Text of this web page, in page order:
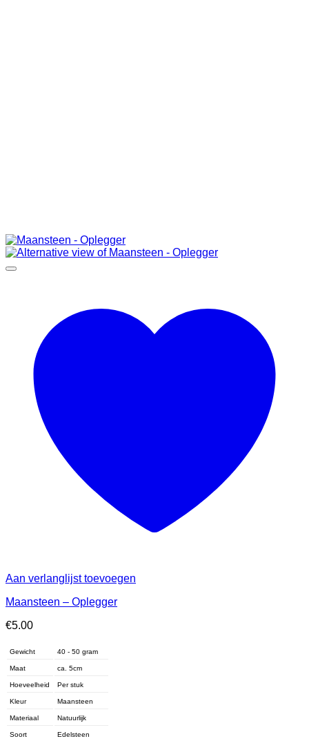
Aan verlanglijst toevoegen
Maansteen – Oplegger
€5.00
Gewicht 40 - 50 gram
Maat ca. 5cm
Hoeveelheid Per stuk
Kleur Maansteen
Materiaal Natuurlijk
Soort Edelsteen